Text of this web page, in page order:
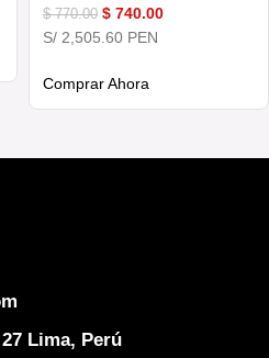
$770.00 $ 740.00
S/ 2,505.60 PEN
Comprar Ahora
Lima, Perú